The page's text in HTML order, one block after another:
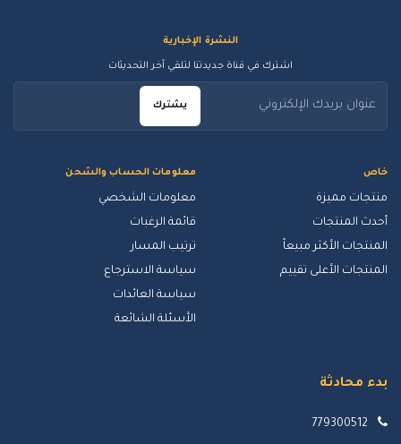
خاص
منتجات مميزة
أحدث المنتجات
المنتجات الأكثر مبيعاً
المنتجات الأعلى تقييم
معلومات الحساب والشحن
معلومات الشخصي
قائمة الرغبات
ترتيب المسار
سياسة الاسترجاع
سياسة العائدات
الأسئلة الشائعة
النشرة الإخبارية
اشترك في قناة جديدتنا لتلقي آخر التحديثات
يشترك
بدء محادثة
779300512